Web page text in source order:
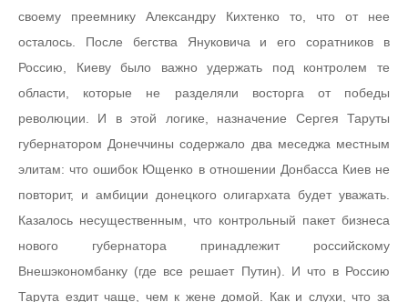
своему преемнику Александру Кихтенко то, что от нее
осталось. После бегства Януковича и его соратников в
Россию, Киеву было важно удержать под контролем те
области, которые не разделяли восторга от победы
революции. И в этой логике, назначение Сергея Таруты
губернатором Донеччины содержало два меседжа местным
элитам: что ошибок Ющенко в отношении Донбасса Киев не
повторит, и амбиции донецкого олигархата будет уважать.
Казалось несущественным, что контрольный пакет бизнеса
нового губернатора принадлежит российскому
Внешэкономбанку (где все решает Путин). И что в Россию
Тарута ездит чаще, чем к жене домой. Как и слухи, что за